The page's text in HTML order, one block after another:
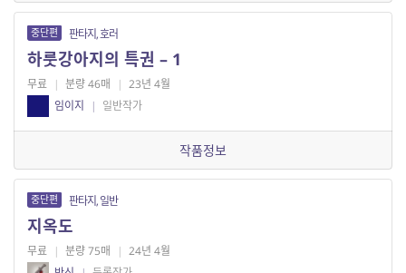
중단편 판타지, 호러
하룻강아지의 특권 – 1
무료 | 분량 46매 | 23년 4월
임이지
| 일반작가
작품정보
중단편 판타지, 일반
지옥도
무료 | 분량 75매 | 24년 4월